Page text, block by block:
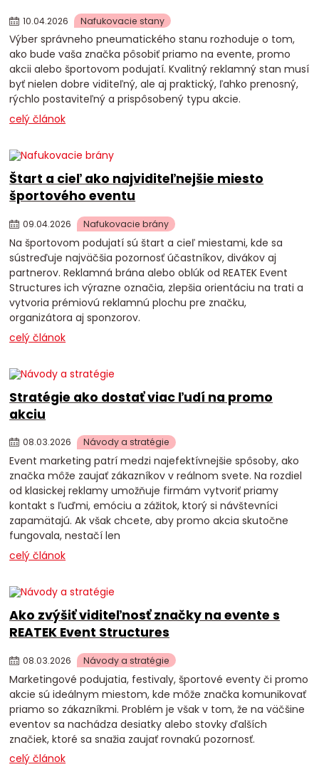
10.04.2026 Nafukovacie stany
Výber správneho pneumatického stanu rozhoduje o tom,
ako bude vaša značka pôsobiť priamo na evente, promo
akcii alebo športovom podujatí. Kvalitný reklamný stan musí
byť nielen dobre viditeľný, ale aj praktický, ľahko prenosný,
rýchlo postaviteľný a prispôsobený typu akcie.
celý článok
Štart a cieľ ako najviditeľnejšie miesto
športového eventu
09.04.2026 Nafukovacie brány
Na športovom podujatí sú štart a cieľ miestami, kde sa
sústreďuje najväčšia pozornosť účastníkov, divákov aj
partnerov. Reklamná brána alebo oblúk od REATEK Event
Structures ich výrazne označia, zlepšia orientáciu na trati a
vytvoria prémiovú reklamnú plochu pre značku,
organizátora aj sponzorov.
celý článok
Stratégie ako dostať viac ľudí na promo
akciu
08.03.2026 Návody a stratégie
Event marketing patrí medzi najefektívnejšie spôsoby, ako
značka môže zaujať zákazníkov v reálnom svete. Na rozdiel
od klasickej reklamy umožňuje firmám vytvoriť priamy
kontakt s ľuďmi, emóciu a zážitok, ktorý si návštevníci
zapamätajú. Ak však chcete, aby promo akcia skutočne
fungovala, nestačí len
celý článok
Ako zvýšiť viditeľnosť značky na evente s
REATEK Event Structures
08.03.2026 Návody a stratégie
Marketingové podujatia, festivaly, športové eventy či promo
akcie sú ideálnym miestom, kde môže značka komunikovať
priamo so zákazníkmi. Problém je však v tom, že na väčšine
eventov sa nachádza desiatky alebo stovky ďalších
značiek, ktoré sa snažia zaujať rovnakú pozornosť.
celý článok